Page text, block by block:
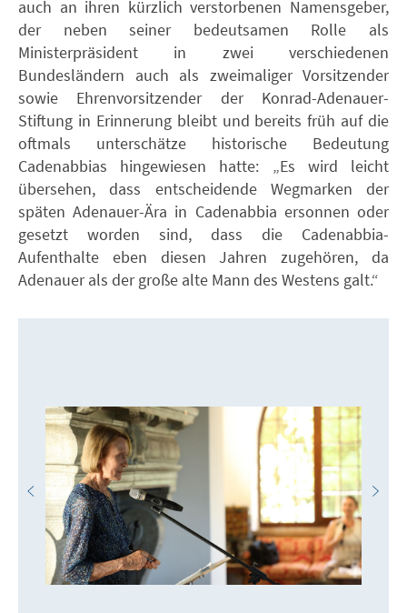
auch an ihren kürzlich verstorbenen Namensgeber,
der neben seiner bedeutsamen Rolle als
Ministerpräsident in zwei verschiedenen
Bundesländern auch als zweimaliger Vorsitzender
sowie Ehrenvorsitzender der Konrad-Adenauer-
Stiftung in Erinnerung bleibt und bereits früh auf die
oftmals unterschätze historische Bedeutung
Cadenabbias hingewiesen hatte: „Es wird leicht
übersehen, dass entscheidende Wegmarken der
späten Adenauer-Ära in Cadenabbia ersonnen oder
gesetzt worden sind, dass die Cadenabbia-
Aufenthalte eben diesen Jahren zugehören, da
Adenauer als der große alte Mann des Westens galt.“